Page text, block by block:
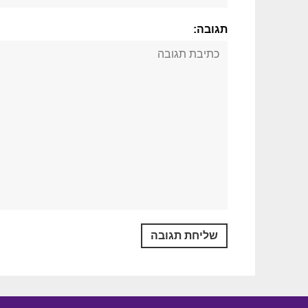
תגובה: